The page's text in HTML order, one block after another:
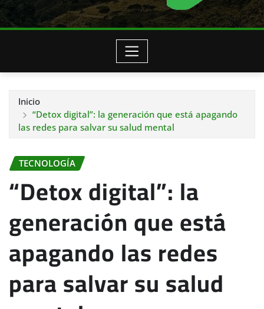
Inicio
“Detox digital”: la generación que está apagando
las redes para salvar su salud mental
TECNOLOGÍA
“Detox digital”: la
generación que está
apagando las redes
para salvar su salud